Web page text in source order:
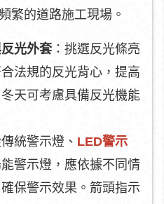
繁的道路施工現場。
光外套：挑選反光條亮
法規的反光背心，提高
天可考慮具備反光機能
傳統警示燈、 LED警示
警示燈，應依據不同情
保警示效果。箭頭指示